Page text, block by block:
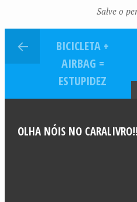
Salve o
BICICLETA +
AIRBAG =
ESTUPIDEZ
OLHA NÓIS NO